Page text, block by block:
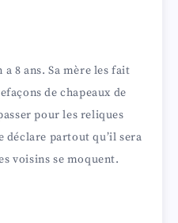
8 ans. Sa mère les fait
de chapeaux de
pour les reliques
déclare partout qu’il sera
voisins se moquent.